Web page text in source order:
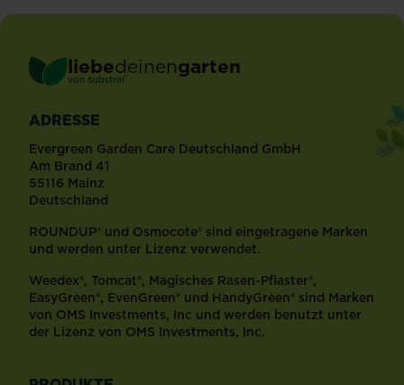
liebedeinengarten
von Substral ®
ADRESSE
Evergreen Garden Care Deutschland GmbH
Am Brand 41
55116 Mainz
Deutschland
ROUNDUP® und Osmocote® sind eingetragene Marken
und werden unter Lizenz verwendet.
Weedex®, Tomcat®, Magisches Rasen-Pflaster®,
EasyGreen®, EvenGreen® und HandyGreen® sind Marken
von OMS Investments, Inc und werden benutzt unter
der Lizenz von OMS Investments, Inc.